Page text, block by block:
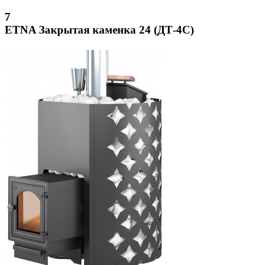
7
ETNA Закрытая каменка 24 (ДТ-4С)